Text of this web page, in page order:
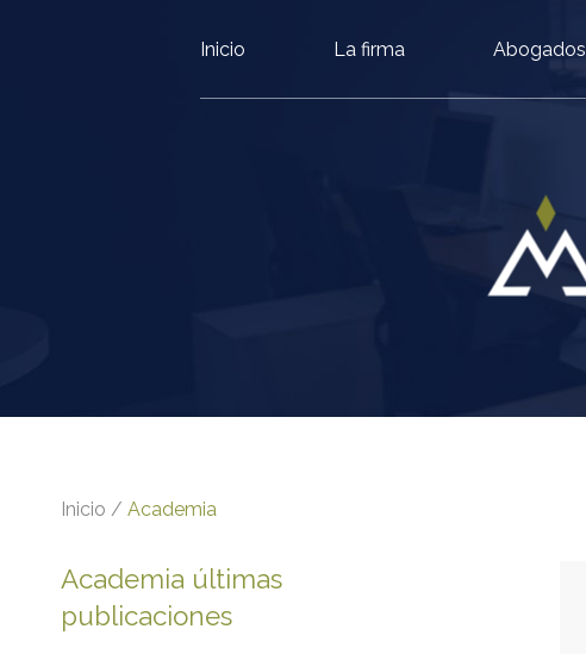
Inicio La firma Abogados
Inicio / Academia
Academia últimas
publicaciones